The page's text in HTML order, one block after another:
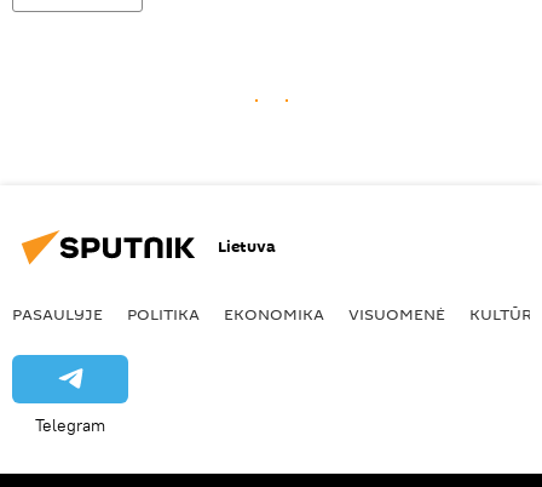
Lietuva
PASAULYJE POLITIKA EKONOMIKA VISUOMENĖ KULTŪRA
Telegram